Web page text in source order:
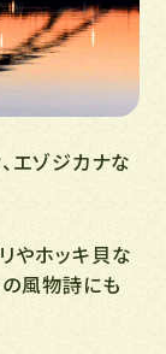
エゾジカナな
やホッキ貝な
の風物詩にも